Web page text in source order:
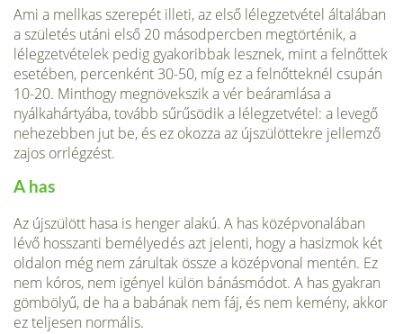
Ami a mellkas szerepét illeti, az első lélegzetvétel általában
a születés utáni első 20 másodpercben megtörténik, a
lélegzetvételek pedig gyakoribbak lesznek, mint a fel­nőttek
esetében, percenként 30-50, míg ez a felnőtteknél csupán
10-20. Minthogy megnövekszik a vér beáramlása a
nyálkahártyába, tovább sűrűsödik a lélegzetvétel: a levegő
nehezebben jut be, és ez okozza az újszülöttekre jellemző
zajos orrlégzést.
A has
Az újszülött hasa is henger alakú. A has középvonalában
lévő hosszanti bemélyedés azt jelenti, hogy a hasizmok két
oldalon még nem zárultak össze a középvonal mentén. Ez
nem kóros, nem igényel külön bánásmódot. A has gyakran
gömbölyű, de ha a babának nem fáj, és nem kemény, akkor
ez teljesen normális.